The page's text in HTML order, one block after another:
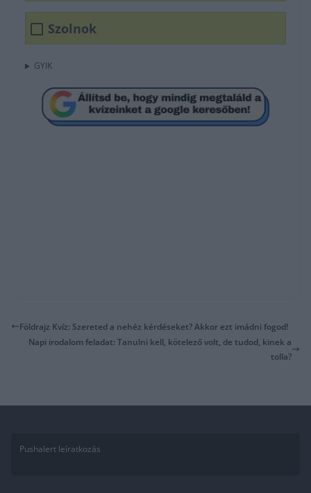
Szolnok
GYIK
Földrajz Kvíz: Szereted a nehéz kérdéseket? Akkor ezt imádni fogod!
Napi irodalom feladat: Tanulni kell, kötelező volt, de tudod, kinek a
tolla?
Pushalert leíratkozás